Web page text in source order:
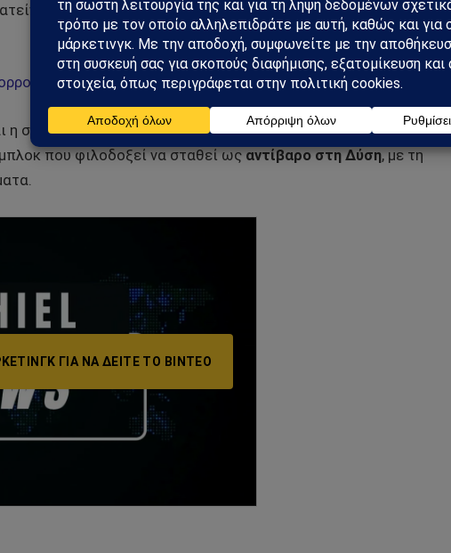
τη σύγκρουση με τη συνεχή στρατιωτική ενίσχυση της
στον πόλεμο της Ουκρανίας
στρατιωτική παρέλαση στο Πεκίνο δεν είναι τυπικές τελετές.
που φιλοδοξεί να σταθεί ωςαντίβαρο στη Δύση, με τη
ΓΙΑ ΝΑ ΔΕΊΤΕ ΤΟ ΒΙΝΤΕΟ